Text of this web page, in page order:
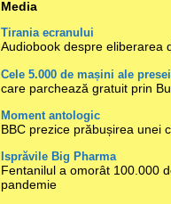
Media
Tirania ecranului
Audiobook despre eliberarea
Cele 5.000 de mașini ale presei
care parchează gratuit prin
Moment antologic
BBC prezice prăbușirea unei
Isprăvile Big Pharma
Fentanilul a omorât 100.000
pandemie